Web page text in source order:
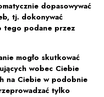
dopasowywać
tj. dokonywać
tego podane przez
mogło skutkować
wobec Ciebie
na Ciebie w podobnie
tylko